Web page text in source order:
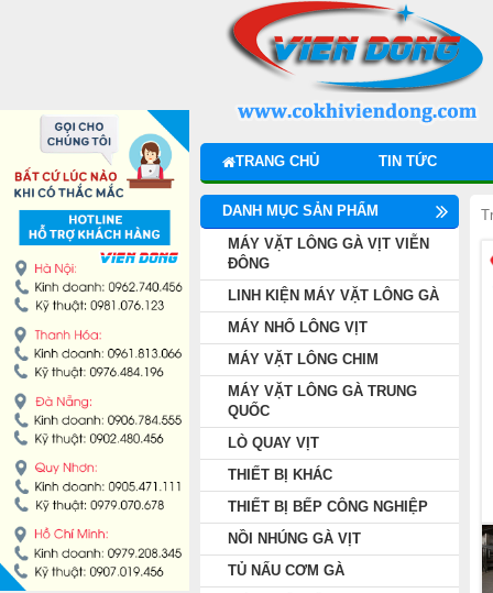
TRANG CHỦ TIN TỨC
DANH MỤC SẢN PHẨM
MÁY VẶT LÔNG GÀ VỊT VIỄN
ĐÔNG
LINH KIỆN MÁY VẶT LÔNG GÀ
MÁY NHỔ LÔNG VỊT
MÁY VẶT LÔNG CHIM
MÁY VẶT LÔNG GÀ TRUNG
QUỐC
LÒ QUAY VỊT
THIẾT BỊ KHÁC
THIẾT BỊ BẾP CÔNG NGHIỆP
NỒI NHÚNG GÀ VỊT
TỦ NẤU CƠM GÀ
MÁY VẶT LÔNG GÀ VỊT VIỄN ĐÔNG
LINH KIỆN MÁY VẶT LÔNG GÀ
MÁY NHỔ LÔNG VỊT
MÁY VẶT LÔNG CHIM
MÁY VẶT LÔNG GÀ TRUNG QUỐC
LÒ QUAY VỊT
THIẾT BỊ KHÁC
THIẾT BỊ BẾP CÔNG NGHIỆP
TỦ NẤU CƠM GÀ